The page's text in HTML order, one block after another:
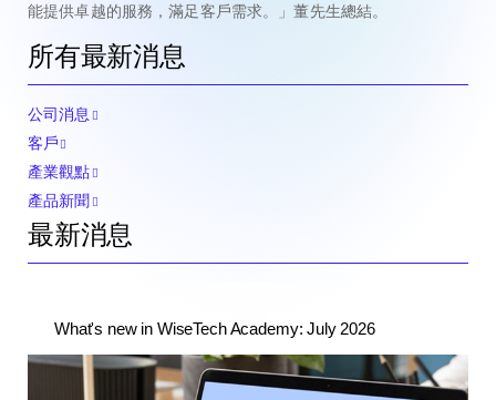
能提供卓越的服務，滿足客戶需求。」董先生總結。
所有最新消息
公司消息
客戶
產業觀點
產品新聞
最新消息
What's new in WiseTech Academy: July 2026